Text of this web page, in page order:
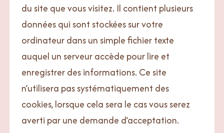
du site que vous visitez. Il contient plusieurs
données qui sont stockées sur votre
ordinateur dans un simple fichier texte
auquel un serveur accède pour lire et
enregistrer des informations. Ce site
n’utilisera pas systématiquement des
cookies, lorsque cela sera le cas vous serez
averti par une demande d’acceptation.